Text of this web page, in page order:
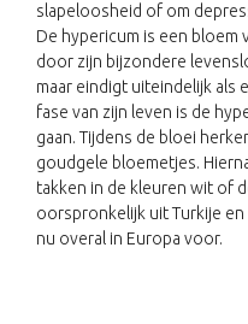
slapeloosheid of om
De hypericum is een bloem
door zijn bijzondere
maar eindigt uiteindelijk als
fase van zijn leven is de
gaan. Tijdens de bloei
goudgele bloemetjes.
takken in de kleuren wit of
oorspronkelijk uit Turkije en
nu overal in Europa voor.